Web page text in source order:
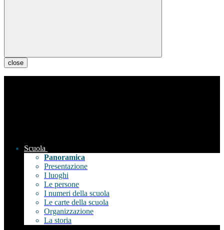
close
Scuola
Panoramica
Presentazione
I luoghi
Le persone
I numeri della scuola
Le carte della scuola
Organizzazione
La storia